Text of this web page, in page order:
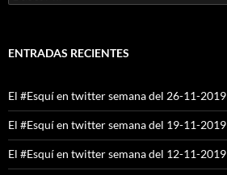
ENTRADAS RECIENTES
El #Esquí en twitter semana del 26-11-2019
El #Esquí en twitter semana del 19-11-2019
El #Esquí en twitter semana del 12-11-2019